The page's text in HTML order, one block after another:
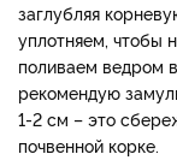
заглубляя
уплотняем, чтобы
поливаем ведром
рекомендую
1-2 см – это
почвенной корке.